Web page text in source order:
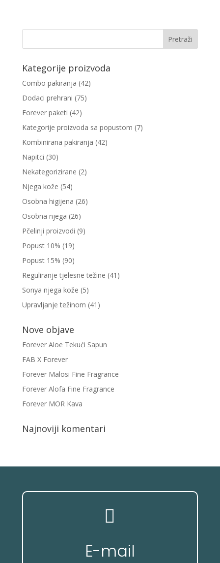
Kategorije proizvoda
Combo pakiranja (42)
Dodaci prehrani (75)
Forever paketi (42)
Kategorije proizvoda sa popustom (7)
Kombinirana pakiranja (42)
Napitci (30)
Nekategorizirane (2)
Njega kože (54)
Osobna higijena (26)
Osobna njega (26)
Pčelinji proizvodi (9)
Popust 10% (19)
Popust 15% (90)
Reguliranje tjelesne težine (41)
Sonya njega kože (5)
Upravljanje težinom (41)
Nove objave
Forever Aloe Tekući Sapun
FAB X Forever
Forever Malosi Fine Fragrance
Forever Alofa Fine Fragrance
Forever MOR Kava
Najnoviji komentari

E-mail